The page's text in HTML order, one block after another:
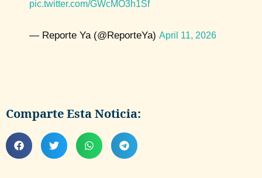
pic.twitter.com/GWcMO3h1Sf
— Reporte Ya (@ReporteYa) April 11, 2026
Comparte Esta Noticia: